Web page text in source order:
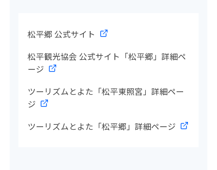
アイコンの説明
階段・段差
松平郷 公式サイト
松平観光協会 公式サイト「松平郷」詳細ペ
ージ
ツーリズムとよた「松平東照宮」詳細ペー
ジ
ツーリズムとよた「松平郷」詳細ページ